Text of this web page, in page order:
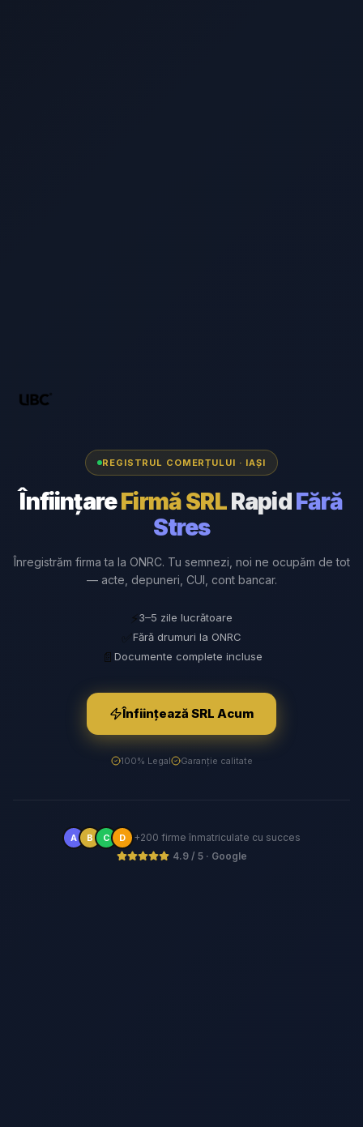
REGISTRUL COMERȚULUI · IAȘI
ÎnființareFirmă SRLRapidFără
Stres
Înregistrăm firma ta la ONRC. Tu semnezi, noi ne ocupăm de tot
— acte, depuneri, CUI, cont bancar.
⚡3–5 zile lucrătoare
Fără drumuri la ONRC
📄 Documente complete incluse
Înființează SRL Acum
100% Legal Garanție calitate
A B C D
+200 firme înmatriculate cu succes
4.9 / 5 · Google